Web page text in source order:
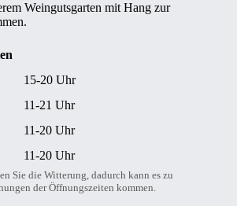
Weingutsgarten mit Hang zur
15-20 Uhr
11-21 Uhr
11-20 Uhr
11-20 Uhr
Sie die Witterung, dadurch kann es zu
der Öffnungszeiten kommen.